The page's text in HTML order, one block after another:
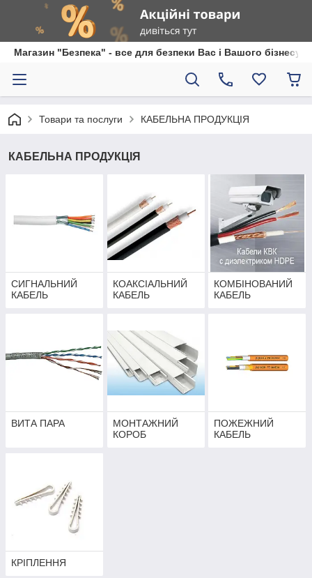
Магазин "Безпека" - все для безпеки Вас і Вашого бізнесу
Товари та послуги КАБЕЛЬНА ПРОДУКЦІЯ
КАБЕЛЬНА ПРОДУКЦІЯ
СИГНАЛЬНИЙ
КАБЕЛЬ
КОАКСІАЛЬНИЙ
КАБЕЛЬ
КОМБІНОВАНИЙ
КАБЕЛЬ
ВИТА ПАРА
МОНТАЖНИЙ
КОРОБ
ПОЖЕЖНИЙ
КАБЕЛЬ
КРІПЛЕННЯ